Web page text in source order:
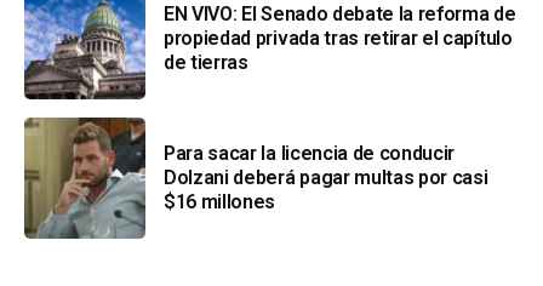
EN VIVO: El Senado debate la reforma de
propiedad privada tras retirar el capítulo
de tierras
Para sacar la licencia de conducir
Dolzani deberá pagar multas por casi
$16 millones